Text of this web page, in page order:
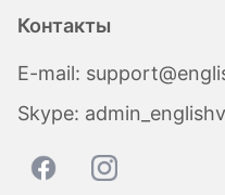
Контакты
E-mail:
Skype: